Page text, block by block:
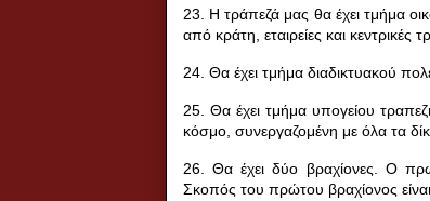
23. Η τράπεζά μας θα έχει τμήμα
από κράτη, εταιρείες και κεντρικές
24. Θα έχει τμήμα διαδικτυακού
25. Θα έχει τμήμα υπογείου
κόσμο, συνεργαζομένη με όλα τα
26. Θα έχει δύο βραχίονες. Ο
Σκοπός του πρώτου βραχίονος είναι